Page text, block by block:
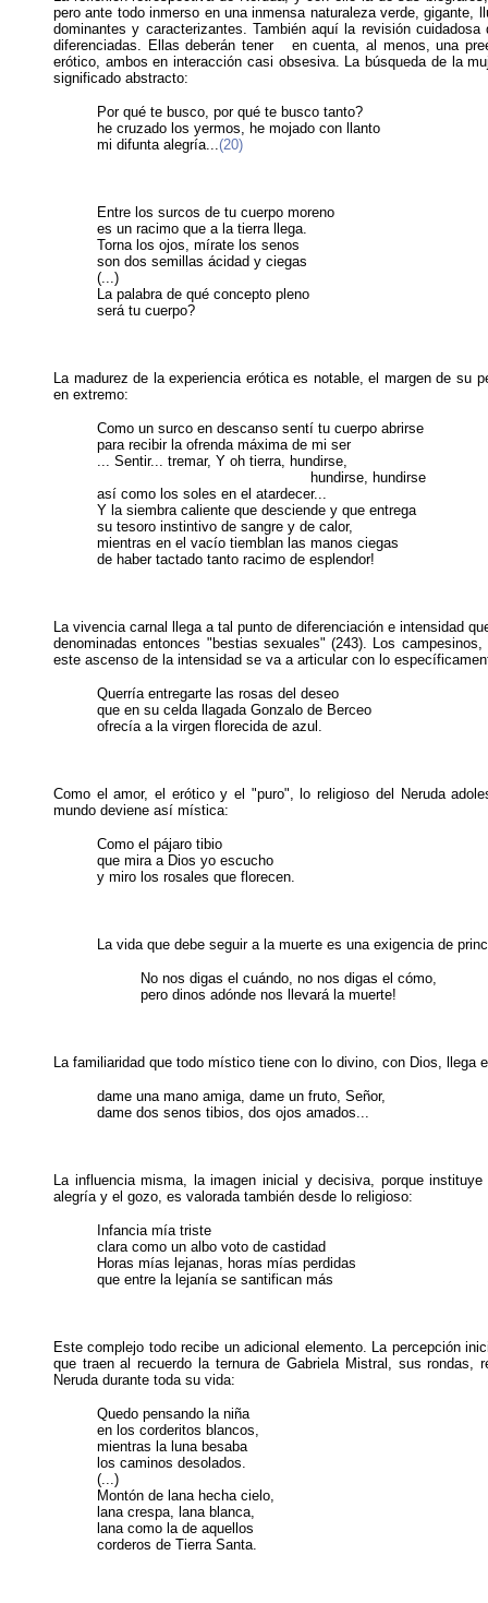
pero ante todo inmerso en una inmensa naturaleza verde,
dominantes y caracterizantes. También aquí la revisión
diferenciadas. Ellas deberán tener en cuenta, al menos, una
erótico, ambos en interacción casi obsesiva. La búsqueda de la
significado abstracto:
Por qué te busco, por qué te busco tanto?
he cruzado los yermos, he mojado con llanto
mi difunta alegría...(20)
Entre los surcos de tu cuerpo moreno
es un racimo que a la tierra llega.
Torna los ojos, mírate los senos
son dos semillas ácidad y ciegas
(...)
La palabra de qué concepto pleno
será tu cuerpo?
La madurez de la experiencia erótica es notable, el margen de su
en extremo:
Como un surco en descanso sentí tu cuerpo abrirse
para recibir la ofrenda máxima de mi ser
... Sentir... tremar, Y oh tierra, hundirse,
hundirse, hundirse
así como los soles en el atardecer...
Y la siembra caliente que desciende y que entrega
su tesoro instintivo de sangre y de calor,
mientras en el vacío tiemblan las manos ciegas
de haber tactado tanto racimo de esplendor!
La vivencia carnal llega a tal punto de diferenciación e intensidad
denominadas entonces "bestias sexuales" (243). Los
este ascenso de la intensidad se va a articular con lo
Querría entregarte las rosas del deseo
que en su celda llagada Gonzalo de Berceo
ofrecía a la virgen florecida de azul.
Como el amor, el erótico y el "puro", lo religioso del Neruda
mundo deviene así mística:
Como el pájaro tibio
que mira a Dios yo escucho
y miro los rosales que florecen.
La vida que debe seguir a la muerte es una exigencia de
No nos digas el cuándo, no nos digas el cómo,
pero dinos adónde nos llevará la muerte!
La familiaridad que todo místico tiene con lo divino, con Dios, llega
dame una mano amiga, dame un fruto, Señor,
dame dos senos tibios, dos ojos amados...
La influencia misma, la imagen inicial y decisiva, porque
alegría y el gozo, es valorada también desde lo religioso:
Infancia mía triste
clara como un albo voto de castidad
Horas mías lejanas, horas mías perdidas
que entre la lejanía se santifican más
Este complejo todo recibe un adicional elemento. La percepción
que traen al recuerdo la ternura de Gabriela Mistral, sus rondas,
Neruda durante toda su vida:
Quedo pensando la niña
en los corderitos blancos,
mientras la luna besaba
los caminos desolados.
(...)
Montón de lana hecha cielo,
lana crespa, lana blanca,
lana como la de aquellos
corderos de Tierra Santa.